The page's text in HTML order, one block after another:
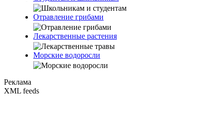
Отравление грибами
Лекарственные растения
Морские водоросли
Реклама
XML feeds